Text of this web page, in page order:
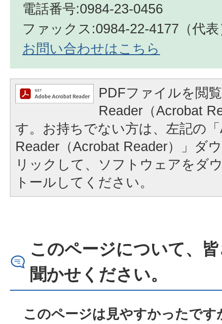
電話番号:0984-23-0456
ファックス:0984-22-4177（代表
お問い合わせはこちら
PDFファイルを閲
Reader（Acrobat
す。お持ちでない方は、左記の
Reader（Acrobat Reader）」ダ
リックして、ソフトウェアをダ
トールしてください。
このページについて、
聞かせください。
このページは見やすかったです